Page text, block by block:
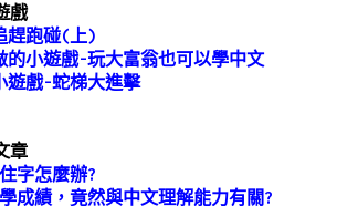
戲
趕跑碰(上)
的小遊戲-玩大富翁也可以學中文
遊戲-蛇梯大進擊
章
字怎麼辦?
成績，竟然與中文理解能力有關?